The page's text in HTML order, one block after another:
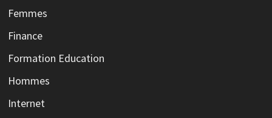
Femmes
Finance
Formation Education
Hommes
Internet